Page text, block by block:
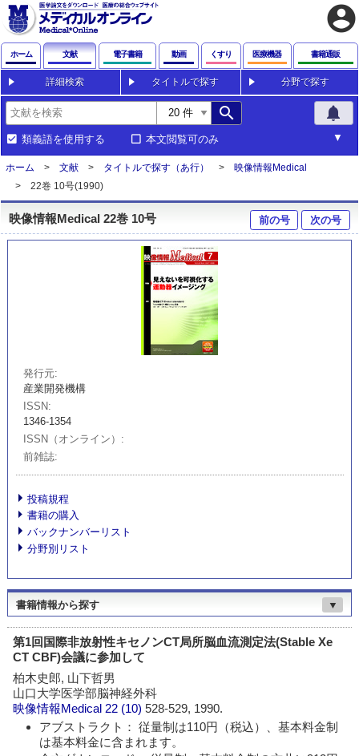
account_circle
ホーム 文献 電子書籍 動画 くすり 医療機器 書籍通販
詳細検索 タイトルで探す 分野で探す
search notifications
類義語を使用する 本文閲覧可のみ
ホーム 文献 タイトルで探す（あ行）
映像情報Medical
22巻 10号(1990)
映像情報Medical 22巻 10号 前の号 次の号
発行元
産業開発機構
ISSN
1346-1354
ISSN（オンライン）
前雑誌
投稿規程
書籍の購入
バックナンバーリスト
分野別リスト
書籍情報から探す ▼
第1回国際非放射性キセノンCT局所脳血流測定法(Stable Xe
CT CBF)会議に参加して
柏木史郎, 山下哲男
山口大学医学部脳神経外科
映像情報Medical 22 (10)528-529, 1990.
アブストラクト： 従量制は110円（税込）、基本料金制
は基本料金に含まれます。